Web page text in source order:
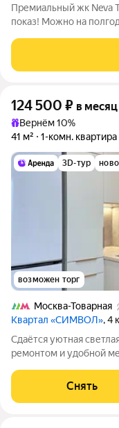
Премиальный жк Neva
показ! Можно на
открытый вид на
Качественная
124 500 ₽ в месяц
Вернём 10%
41 м²
1-комн. квартира
3D-тур
возможен торг
Москва-Товарная
Квартал «СИМВОЛ», 4
Сдаётся уютная
ремонтом и удобной
Стиральная машина Холодильник Посудомоечная машина
Снять